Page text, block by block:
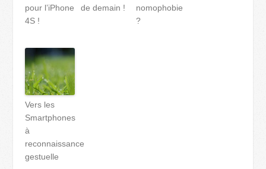
pour l’iPhone
4S !
de demain !
nomophobie
?
Vers les
Smartphones
à
reconnaissance
gestuelle